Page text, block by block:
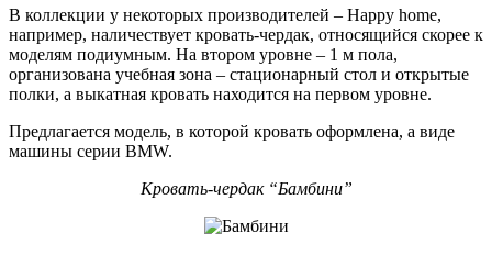
В коллекции у некоторых производителей – Happy home,
например, наличествует кровать-чердак, относящийся скорее к
моделям подиумным. На втором уровне – 1 м пола,
организована учебная зона – стационарный стол и открытые
полки, а выкатная кровать находится на первом уровне.
Предлагается модель, в которой кровать оформлена, а виде
машины серии BMW.
Кровать-чердак “Бамбини”